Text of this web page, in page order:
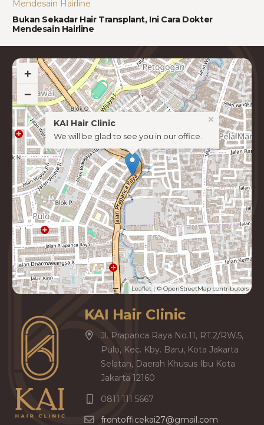
Bukan Sekadar Hair Transplant, Ini Cara Dokter
Mendesain Hairline
KAI Hair Clinic
Jl. Prapanca Raya No.11, RT.2/RW.5,
Pulo, Kec. Kby. Baru, Kota Jakarta
Selatan, Daerah Khusus Ibu Kota
Jakarta 12160
0811 111 5667
frontofficekai27@gmail.com
KAI Hair Clinic
We will be glad to see you in our office.
×
+
−
Leaflet| ©OpenStreetMap contributors